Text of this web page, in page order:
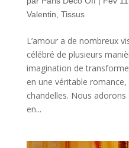
Valentin Tissus
L’amour a de nombreux
célébré de plusieurs
imagination de
en une véritable
chandelles. Nous
en...